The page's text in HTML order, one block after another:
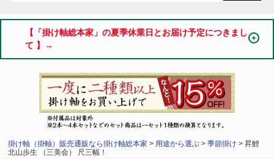
【「掛け軸総本家」の夏季休業日とお届け予定につきまし
て 】→
掛け軸（掛軸）販売通販なら掛け軸総本家 > 用途から選ぶ >季節掛け > 昇鯉
北山歩生 （三美会） 尺三幅！